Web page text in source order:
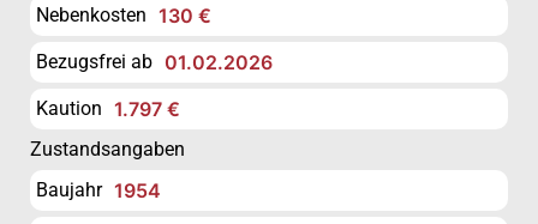
Nebenkosten 130 €
Bezugsfrei ab 01.02.2026
Kaution 1.797 €
Zustandsangaben
Baujahr 1954